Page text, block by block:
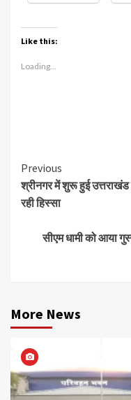
Like this:
Loading...
Continue
Reading
Previous
श्रीनगर में शुरू हुई उत्तराखंड
रही हिस्सा
सीएम धामी को आया
More News